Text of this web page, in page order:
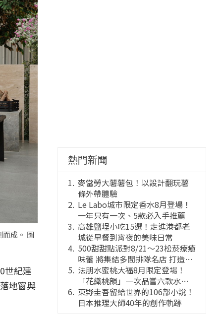
而成。 圖
世紀建
地窗與
熱門新聞
麥當勞大薯薯包！以設計翻玩薯
條外帶體驗
Le Labo城市限定香水8月登場！
一年只有一次、5款必入手推薦
高雄鹽埕小吃15選！走進港都老
城從早餐到宵夜的美味日常
500甜甜點派對8/21～23松菸療癒
味蕾 將集結多間排隊名店 打造靈
感創意的舞台
法朋水蜜桃大福8月限定登場！
「花織桃韻」一次品嘗六款水蜜
桃花果大福
東野圭吾留給世界的106部小說！
日本推理大師40年的創作軌跡